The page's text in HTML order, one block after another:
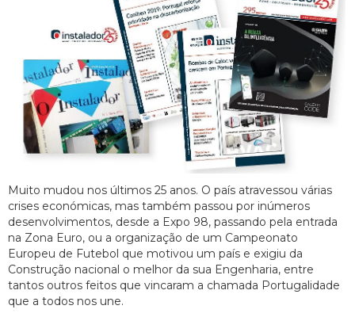
Muito mudou nos últimos 25 anos. O país atravessou várias
crises económicas, mas também passou por inúmeros
desenvolvimentos, desde a Expo 98, passando pela entrada
na Zona Euro, ou a organização de um Campeonato
Europeu de Futebol que motivou um país e exigiu da
Construção nacional o melhor da sua Engenharia, entre
tantos outros feitos que vincaram a chamada Portugalidade
que a todos nos une.